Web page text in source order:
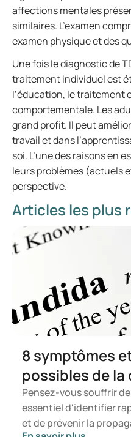
affections mentales
similaires. L’examen
examen physique et des
Une fois le diagnostic de
traitement individuel est
l’éducation, le traitement
comportementale. Les
grand profit. Il peut
travail et dans
soi. L’une des raisons en
leurs problèmes (actuels
perspective.
Articles les plus
8 symptômes
possibles de
Pensez-vous souffrir
essentiel d'identifier
et de prévenir la